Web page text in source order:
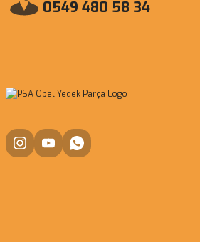
0549 480 58 34